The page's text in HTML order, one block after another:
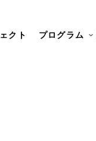
クト プログラム